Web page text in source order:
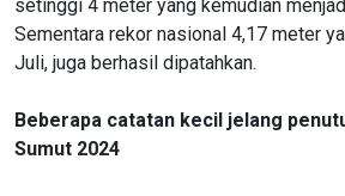
setinggi 4 meter yang kemudian
Sementara rekor nasional 4,17 meter
Juli, juga berhasil dipatahkan.
Beberapa catatan kecil jelang
Sumut 2024